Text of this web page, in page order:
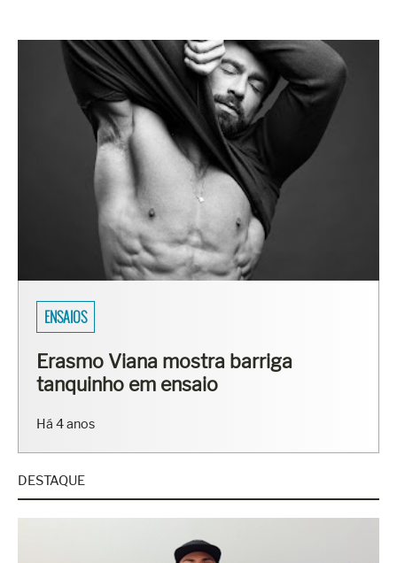
ENSAIOS
Erasmo Viana mostra barriga
tanquinho em ensaio
Há 4 anos
DESTAQUE